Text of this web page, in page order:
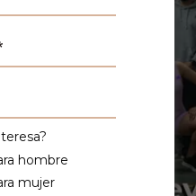
hombre
mujer